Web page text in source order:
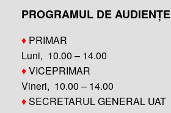
PROGRAMUL DE AUDIENȚE
♦ PRIMAR
Luni, 10.00 – 14.00
♦VICEPRIMAR
Vineri, 10.00 – 14.00
♦SECRETARUL GENERAL UAT